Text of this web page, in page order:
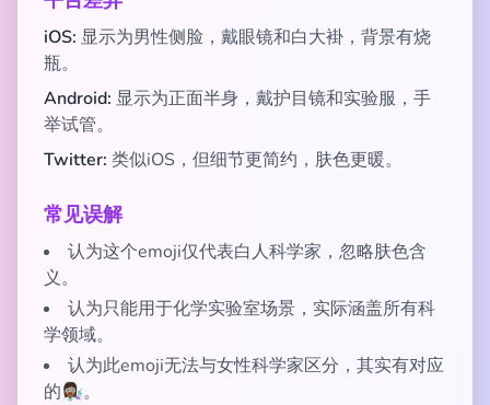
iOS: 显示为男性侧脸，戴眼镜和白大褂，背景有烧
瓶。
Android: 显示为正面半身，戴护目镜和实验服，手
举试管。
Twitter: 类似iOS，但细节更简约，肤色更暖。
常见误解
认为这个emoji仅代表白人科学家，忽略肤色含
义。
认为只能用于化学实验室场景，实际涵盖所有科
学领域。
认为此emoji无法与女性科学家区分，其实有对应
的👩🏾‍🔬。